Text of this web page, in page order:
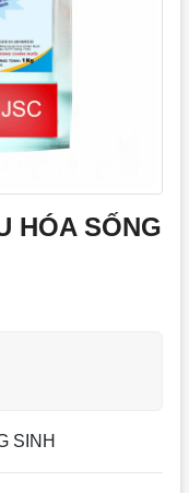
HÓA SỐNG
SINH